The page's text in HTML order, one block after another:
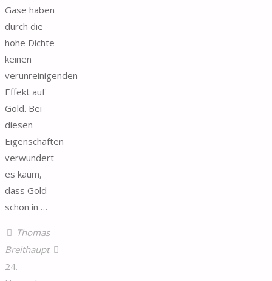
Gase haben
durch die
hohe Dichte
keinen
verunreinigenden
Effekt auf
Gold. Bei
diesen
Eigenschaften
verwundert
es kaum,
dass Gold
schon in …
Thomas
Breithaupt
24.